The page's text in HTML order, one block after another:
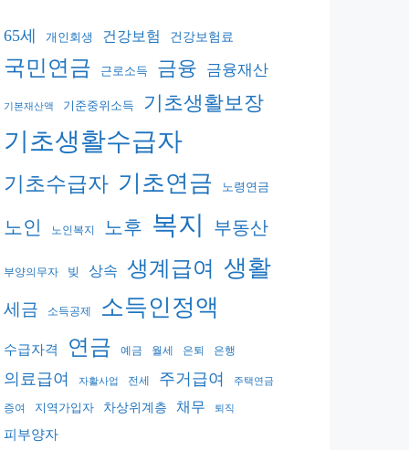
65세 개인회생 건강보험 건강보험료
국민연금 근로소득 금융 금융재산
기본재산액 기준중위소득 기초생활보장
기초생활수급자
기초수급자 기초연금 노령연금
노인 노인복지 노후 복지 부동산
부양의무자 빚 상속 생계급여 생활
세금 소득공제 소득인정액
수급자격 연금 예금 월세 은퇴 은행
의료급여 자활사업 전세 주거급여 주택연금
증여 지역가입자 차상위계층 채무 퇴직
피부양자